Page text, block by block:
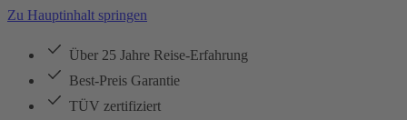
Zu Hauptinhalt springen
Über 25 Jahre Reise-Erfahrung
Best-Preis Garantie
TÜV zertifiziert